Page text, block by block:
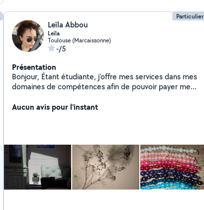
Particulier
Leïla Abbou
Leïla
Toulouse (Marcaissonne)
-/5
Présentation
Bonjour, Étant étudiante, j'offre mes services dans mes
domaines de compétences afin de pouvoir payer mes
Aucun avis pour l'instant